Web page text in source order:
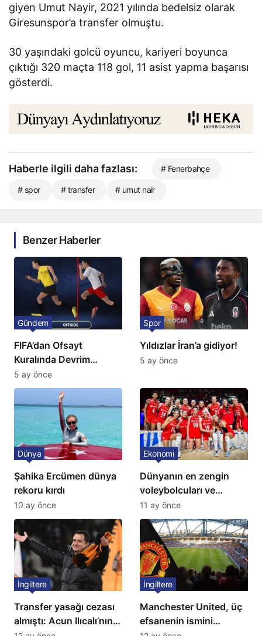
giyen Umut Nayir, 2021 yılında bedelsiz olarak
Giresunspor’a transfer olmuştu.
30 yaşındaki golcü oyuncu, kariyeri boyunca
çıktığı 320 maçta 118 gol, 11 asist yapma başarısı
gösterdi.
Haberle ilgili daha fazlası: # Fenerbahçe
# spor # transfer # umut nair
Benzer Haberler
FIFA’dan Ofsayt
Kuralında Devrim
Niteliğinde Onay
Gündem
5 ay önce
Yıldızlar İran’a gidiyor!
Spor
5 ay önce
Şahika Ercümen dünya
rekoru kırdı
Dünya
10 ay önce
Dünyanın en zengin
voleybolcuları ve
servetleri açıklandı:
Listede 2 Türk yıldız
bulunuyor
Ekonomi
11 ay önce
Transfer yasağı cezası
almıştı: Acun Ilıcalı’nın
İngiltere
Manchester United, üç
efsanenin ismini
İngiltere